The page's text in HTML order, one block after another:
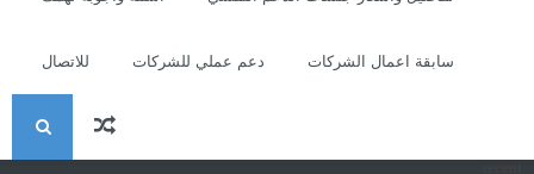
سابقة اعمال الشركات دعم عملي للشركات للاتصال
ا